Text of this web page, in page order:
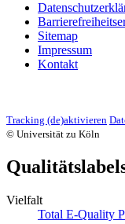
Sitemap
Impressum
Kontakt
Tracking (de)aktivieren
© Universität zu Köln
Vielfalt
Total E-Quality